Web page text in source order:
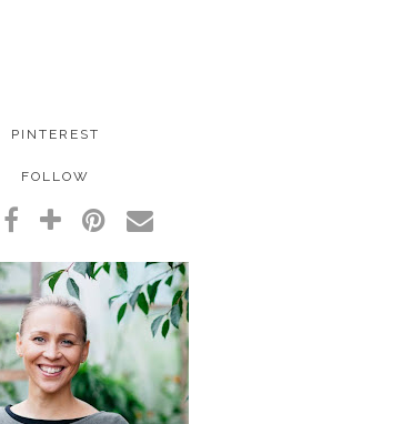
PINTEREST
FOLLOW